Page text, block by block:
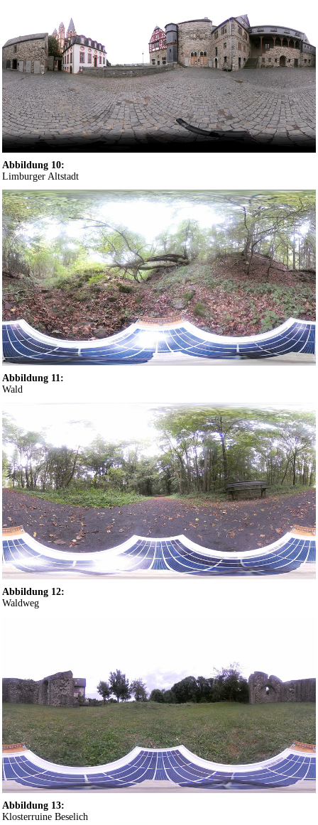
Abbildung 10:
Limburger Altstadt
Abbildung 11:
Wald
Abbildung 12:
Waldweg
Abbildung 13:
Klosterruine Beselich